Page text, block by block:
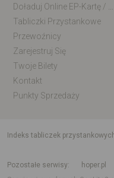
Tabliczki Przystankowe
Przewoźnicy
Zarejestruj Się
Twoje Bilety
Kontakt
Punkty Sprzedaży
indeks tabliczek
Pozostałe serwisy
hoper.pl